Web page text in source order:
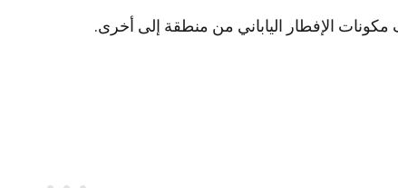
مكونات الإفطار الياباني من منطقة إلى أخرى.